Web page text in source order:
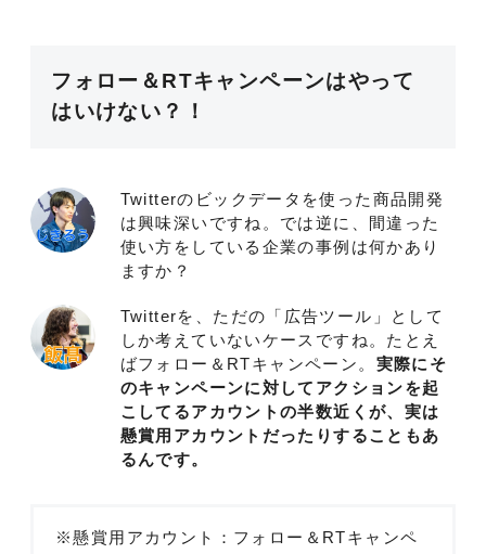
フォロー＆RTキャンペーンはやって
はいけない？！
Twitterのビックデータを使った商品開発
は興味深いですね。では逆に、間違った
使い方をしている企業の事例は何かあり
ますか？
Twitterを、ただの「広告ツール」として
しか考えていないケースですね。たとえ
ばフォロー＆RTキャンペーン。 実際にそ
のキャンペーンに対してアクションを起
こしてるアカウントの半数近くが、実は
懸賞用アカウントだったりすることもあ
るんです。
※懸賞用アカウント：フォロー＆RTキャンペ